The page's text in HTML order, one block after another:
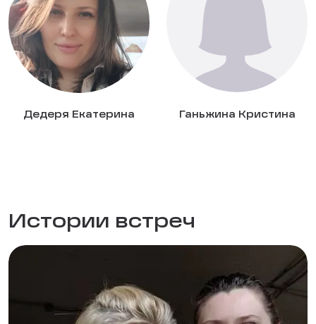
Дедеря Екатерина Ганьжина Кристина
Истории встреч